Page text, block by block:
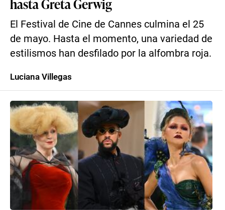
El Festival de Cine de Cannes culmina el 25
de mayo. Hasta el momento, una variedad de
estilismos han desfilado por la alfombra roja.
Luciana Villegas